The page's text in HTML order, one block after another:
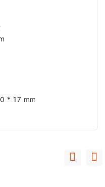
* 17 mm